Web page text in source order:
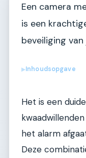
Een camera
is een
beveiliging
▶Inhoudsopgave
Het is een
het alarm
Deze